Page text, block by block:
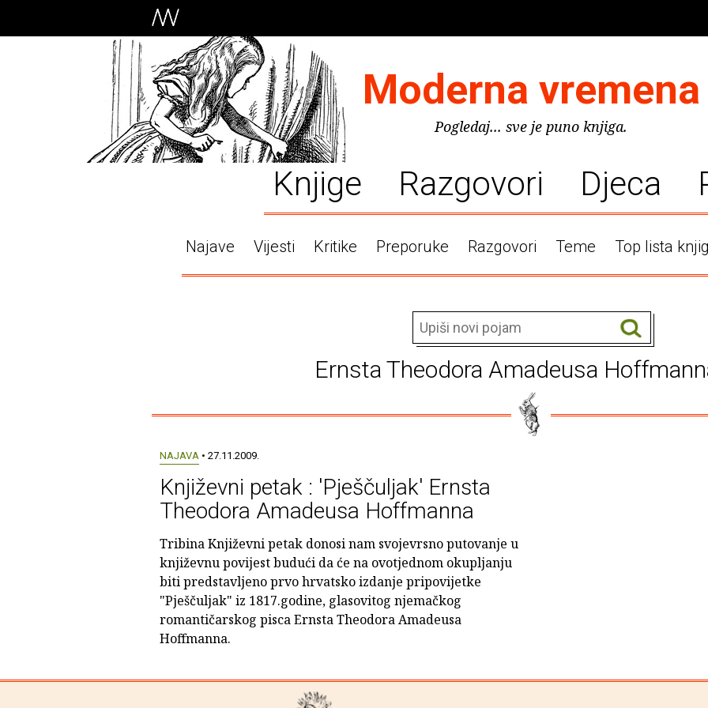
Moderna vremena
Pogledaj... sve je puno knjiga.
Knjige Razgovori Djeca
Najave Vijesti Kritike Preporuke Razgovori Teme Top lista
Ernsta Theodora Amadeusa
NAJAVA• 27.11.2009.
Književni petak : 'Pješčuljak' Ernsta
Theodora Amadeusa Hoffmanna
Tribina Književni petak donosi nam svojevrsno putovanje u
književnu povijest budući da će na ovotjednom okupljanju
biti predstavljeno prvo hrvatsko izdanje pripovijetke
"Pješčuljak" iz 1817.godine, glasovitog njemačkog
romantičarskog pisca Ernsta Theodora Amadeusa
Hoffmanna.